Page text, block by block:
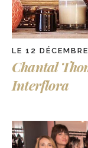
LE 12
Chantal
Interflora